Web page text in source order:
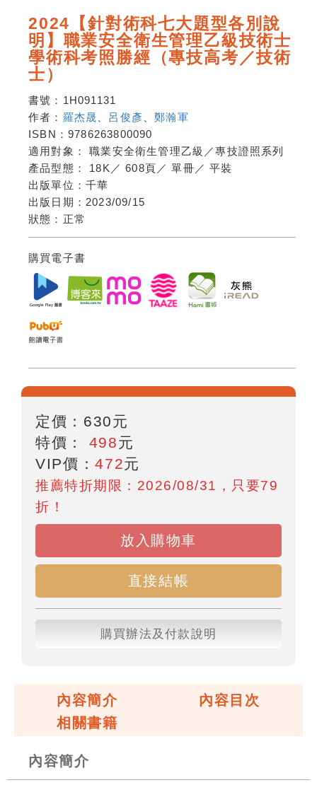
2024【針對術科七大題型各別說
明】職業安全衛生管理乙級技術士
學術科考照勝經（專技高考／技術
士）
書號： 1H091131
作者： 羅杰晟 呂俊彥 、鄭瀚軍
ISBN： 9786263800090
適用對象：職業安全衛生管理乙級／專技證照系列
產品型態： 18K ／608頁 ／單冊 ／平裝
出版單位： 千華
出版日期： 2023/09/15
狀態： 正常
購買電子書
定價： 630元
特價： 498元
VIP價：472元
推薦特折期限：2026/08/31，只要79
折！
放入購物車
直接結帳
購買辦法及付款說明
內容簡介
內容目次
相關書籍
內容簡介